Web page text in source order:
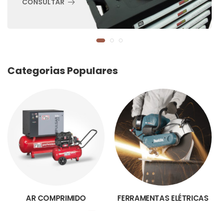
Categorias Populares
AR COMPRIMIDO FERRAMENTAS ELÉTRICAS